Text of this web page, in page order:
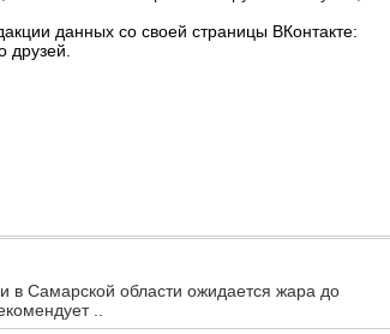
Самарской области ожидается жара до
..